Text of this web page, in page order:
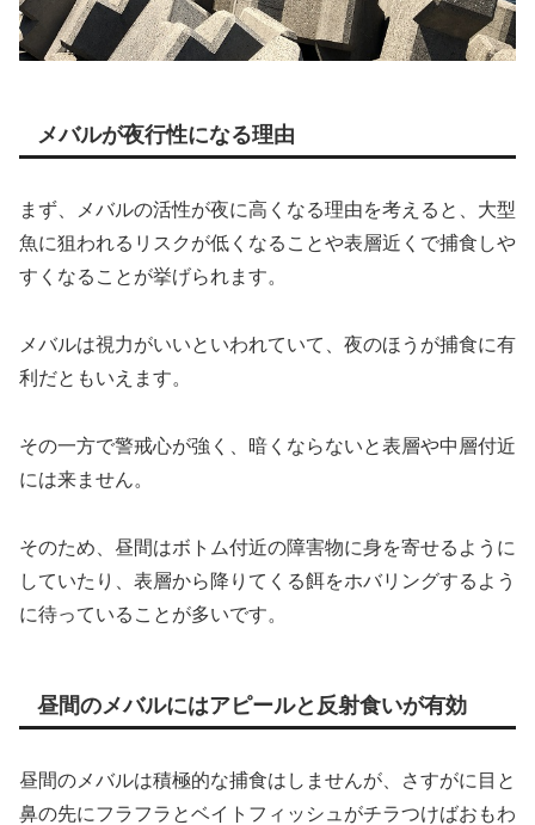
メバルが夜行性になる理由
まず、メバルの活性が夜に高くなる理由を考えると、大型
魚に狙われるリスクが低くなることや表層近くで捕食しや
すくなることが挙げられます。
メバルは視力がいいといわれていて、夜のほうが捕食に有
利だともいえます。
その一方で警戒心が強く、暗くならないと表層や中層付近
には来ません。
そのため、昼間はボトム付近の障害物に身を寄せるように
していたり、表層から降りてくる餌をホバリングするよう
に待っていることが多いです。
昼間のメバルにはアピールと反射食いが有効
昼間のメバルは積極的な捕食はしませんが、さすがに目と
鼻の先にフラフラとベイトフィッシュがチラつけばおもわ